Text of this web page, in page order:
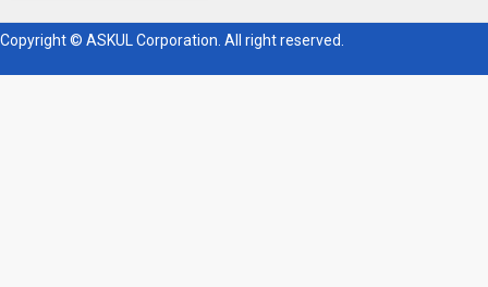
Copyright © ASKUL Corporation. All right reserved.